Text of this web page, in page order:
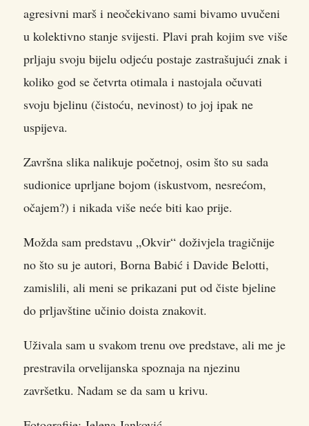
agresivni marš i neočekivano sami bivamo uvučeni
u kolektivno stanje svijesti. Plavi prah kojim sve više
prljaju svoju bijelu odjeću postaje zastrašujući znak i
koliko god se četvrta otimala i nastojala očuvati
svoju bjelinu (čistoću, nevinost) to joj ipak ne
uspijeva.
Završna slika nalikuje početnoj, osim što su sada
sudionice uprljane bojom (iskustvom, nesrećom,
očajem?) i nikada više neće biti kao prije.
Možda sam predstavu „Okvir“ doživjela tragičnije
no što su je autori, Borna Babić i Davide Belotti,
zamislili, ali meni se prikazani put od čiste bjeline
do prljavštine učinio doista znakovit.
Uživala sam u svakom trenu ove predstave, ali me je
prestravila orvelijanska spoznaja na njezinu
završetku. Nadam se da sam u krivu.